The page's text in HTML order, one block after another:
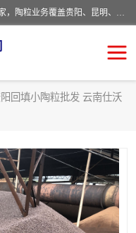
云南仕沃贸易有限公司是一家贵州陶粒生产厂家，陶粒业务覆盖贵阳、昆明、四川、云南、重庆等区域。批发贵阳陶粒、昆明陶粒、四川陶粒、云南陶粒、重庆陶粒，服务热线：*。仕沃贸易建材致力于建筑产业化、绿色建筑体系、产品和系统应用解决方案的企业。研发生产、销售和推广绿色建筑体系、建筑产业化体系的各种环保建筑产品。
回填小陶粒批发 云南仕沃
物陶粒
土陶粒
粒回填